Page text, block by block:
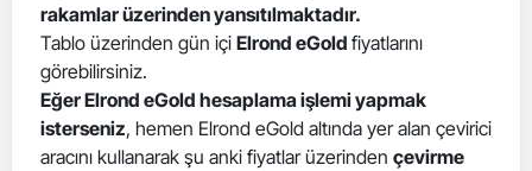
Denizli
Edirne
rakamlar üzerinden yansıtılmaktadır.
Tablo üzerinden gün içi Elrond eGold fiyatlarını
görebilirsiniz.
Eğer Elrond eGold hesaplama işlemi yapmak
isterseniz, hemen Elrond eGold altında yer alan çevirici
aracını kullanarak şu anki fiyatlar üzerinden çevirme